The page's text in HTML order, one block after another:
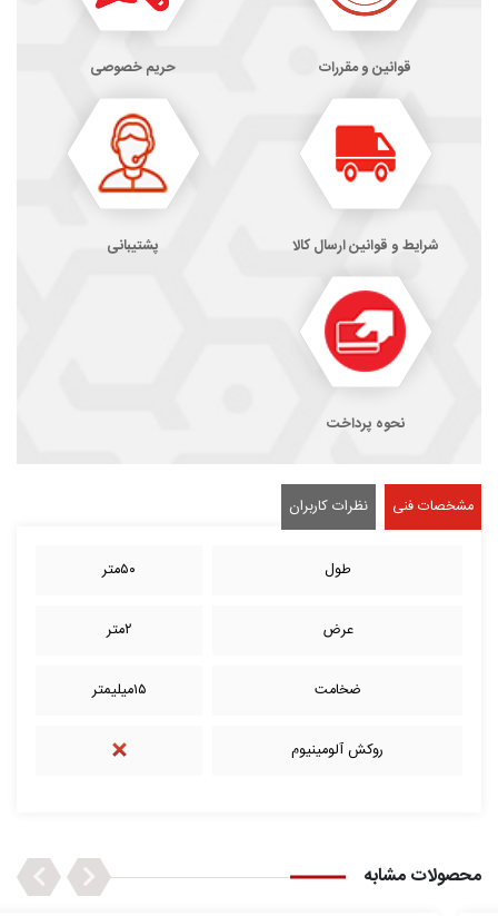
قوانین و مقررات حریم خصوصی
شرایط و قوانین ارسال کالا پشتیبانی
نحوه پرداخت
مشخصات فنی نظرات کاربران
طول ۵۰متر
عرض ۲متر
ضخامت ۱۵میلیمتر
روکش آلومینیوم
محصولات مشابه Previous
Next